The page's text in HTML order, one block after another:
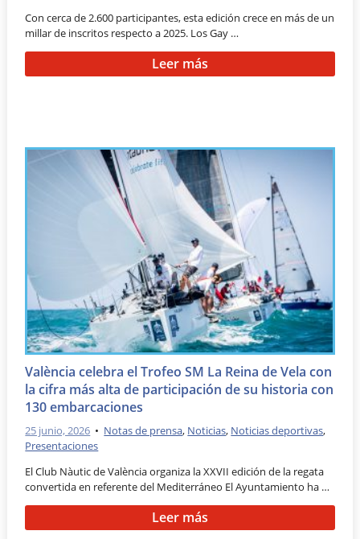
Con cerca de 2.600 participantes, esta edición crece en más de un
millar de inscritos respecto a 2025. Los Gay …
Leer más
València celebra el Trofeo SM La Reina de Vela con
la cifra más alta de participación de su historia con
130 embarcaciones
25 junio, 2026 • Notas de prensa, Noticias, Noticias deportivas,
Presentaciones
El Club Nàutic de València organiza la XXVII edición de la regata
convertida en referente del Mediterráneo El Ayuntamiento ha …
Leer más